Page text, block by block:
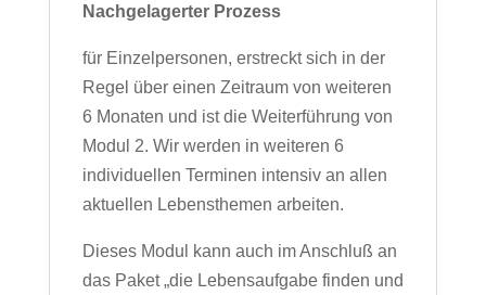
Nachgelagerter Prozess
für Einzelpersonen, erstreckt sich in der
Regel über einen Zeitraum von weiteren
6 Monaten und ist die Weiterführung von
Modul 2. Wir werden in weiteren 6
individuellen Terminen intensiv an allen
aktuellen Lebensthemen arbeiten.
Dieses Modul kann auch im Anschluß an
das Paket „die Lebensaufgabe finden und